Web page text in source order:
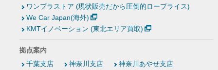
ワンプラストア (現状販売だから圧倒的ロープライス)
We Car Japan(海外)
KMTイノベーション (東北エリア買取)
拠点案内
千葉支店
神奈川支店
神奈川あやせ支店